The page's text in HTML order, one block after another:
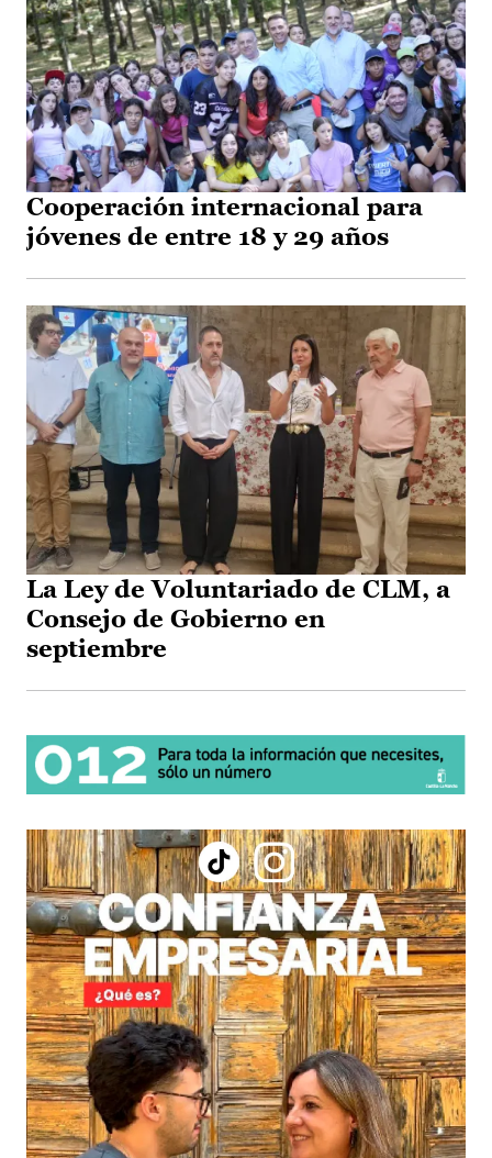
Cooperación internacional para
jóvenes de entre 18 y 29 años
La Ley de Voluntariado de CLM, a
Consejo de Gobierno en
septiembre